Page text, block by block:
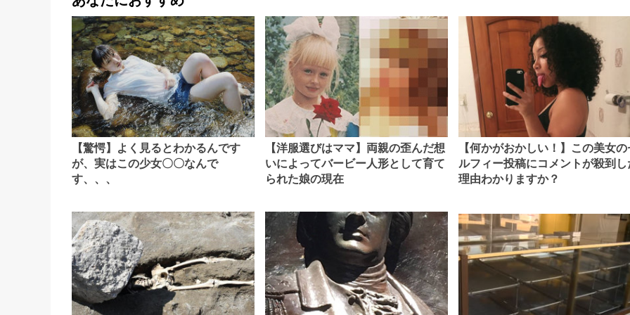
【驚愕】よく見るとわかるんです
が、実はこの少女〇〇なんで
す、、、
【洋服選びはママ】両親の歪んだ想
いによってバービー人形として育て
られた娘の現在
【何かがおかしい！】この美女の
ルフィー投稿にコメントが殺到し
理由わかりますか？